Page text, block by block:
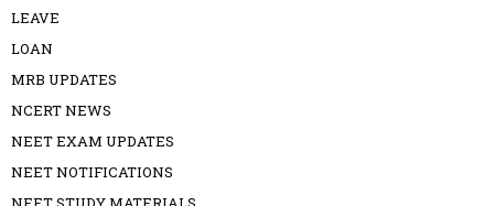
LEAVE
LOAN
MRB UPDATES
NCERT NEWS
NEET EXAM UPDATES
NEET NOTIFICATIONS